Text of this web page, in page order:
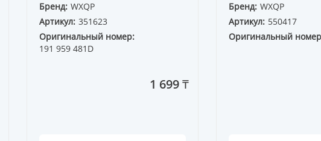
Бренд: WXQP
Артикул: 351623
Оригинальный номер:
191 959 481D
1 699 ₸
Бренд: WXQP
Артикул: 550417
Оригинальный